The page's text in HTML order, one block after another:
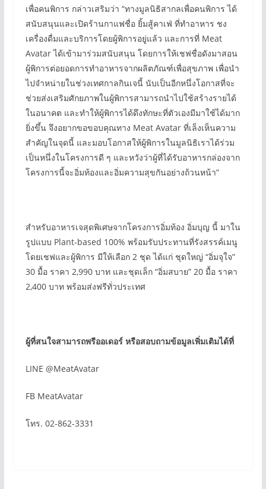
เพื่อคนพิการ กล่าวเสริมว่า “ทางมูลนิธิสากลเพื่อคนพิการ ได้
สนับสนุนและเปิดร้านกาแฟชื่อ ยิ้มสู้คาเฟ่ ที่ทำอาหาร ชง
เครื่องดื่มและบริการโดยผู้พิการอยู่แล้ว และการที่ Meat
Avatar ได้เข้ามาร่วมสนับสนุน โดยการให้เชฟชื่อดังมาสอน
ผู้พิการต่อยอดการทำอาหารจากผลิตภัณฑ์เพื่อสุขภาพ เพื่อนำ
ไปจำหน่ายในช่วงเทศกาลกินเจนี้ นับเป็นอีกหนึ่งโอกาสที่จะ
ช่วยส่งเสริมศักยภาพในผู้พิการสามารถนำไปใช้สร้างรายได้
ในอนาคต และทำให้ผู้พิการได้ดึงทักษะที่ตัวเองมีมาใช้ได้มาก
ยิ่งขึ้น จึงอยากขอขอบคุณทาง Meat Avatar ที่เล็งเห็นความ
สำคัญในจุดนี้ และมอบโอกาสให้ผู้พิการในมูลนิธิเราได้ร่วม
เป็นหนึ่งในโครงการดี ๆ และหวังว่าผู้ที่ได้รับอาหารกล่องจาก
โครงการนี้จะอิ่มท้องและอิ่มความสุขกันอย่างถ้วนหน้า”
สำหรับอาหารเจสุดพิเศษจากโครงการอิ่มท้อง อิ่มบุญ นี้ มาใน
รูปแบบ Plant-based 100% พร้อมรับประทานที่รังสรรค์เมนู
โดยเชฟและผู้พิการ มีให้เลือก 2 ชุด ได้แก่ ชุดใหญ่ “อิ่มจุใจ”
30 มื้อ ราคา 2,990 บาท และชุดเล็ก “อิ่มสบาย” 20 มื้อ ราคา
2,400 บาท พร้อมส่งฟรีทั่วประเทศ
ผู้ที่สนใจสามารถพรีออเดอร์ หรือสอบถามข้อมูลเพิ่มเติมได้ที่
LINE @MeatAvatar
FB MeatAvatar
โทร. 02-862-3331